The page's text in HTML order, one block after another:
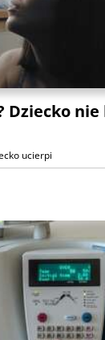
Dziecko
ucierpi